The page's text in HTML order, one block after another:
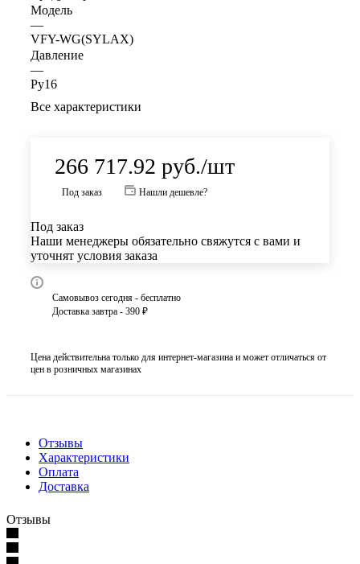
Модель
—
VFY-WG(SYLAX)
Давление
—
Ру16
Все характеристики
266 717.92 руб./шт
Под заказ Нашли дешевле?
Под заказ
Наши менеджеры обязательно свяжутся с вами и
уточнят условия заказа
Самовывоз сегодня - бесплатно
Доставка завтра - 390 ₽
Цена действительна только для интернет-магазина и может отличаться от
цен в розничных магазинах
Отзывы
Характеристики
Оплата
Доставка
Отзывы